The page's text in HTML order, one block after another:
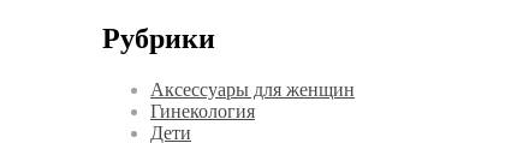
Рубрики
Аксессуары для женщин
Гинекология
Дети